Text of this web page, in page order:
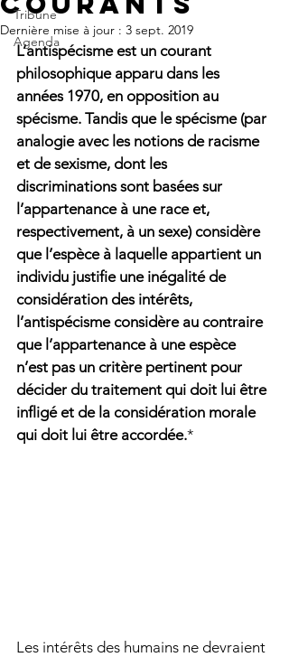
Tribune
Agenda
Dernière mise à jour : 3 sept. 2019
L’antispécisme est un courant
philosophique apparu dans les
années 1970, en opposition au
spécisme. Tandis que le spécisme (par
analogie avec les notions de racisme
et de sexisme, dont les
discriminations sont basées sur
l’appartenance à une race et,
respectivement, à un sexe) considère
que l’espèce à laquelle appartient un
individu justifie une inégalité de
considération des intérêts,
l’antispécisme considère au contraire
que l’appartenance à une espèce
n’est pas un critère pertinent pour
décider du traitement qui doit lui être
infligé et de la considération morale
qui doit lui être accordée.*
Les intérêts des humains ne devraient